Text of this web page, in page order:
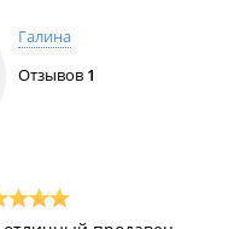
Галина
Отзывов 1